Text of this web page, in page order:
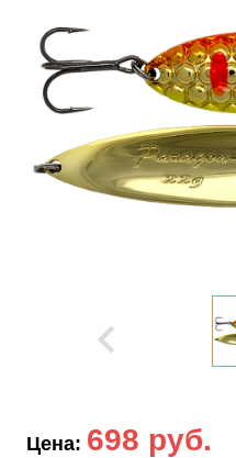
Цена: 698 руб.